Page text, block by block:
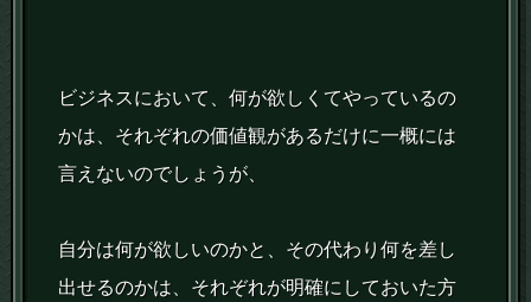
ビジネスにおいて、何が欲しくてやっているの
かは、それぞれの価値観があるだけに一概には
言えないのでしょうが、
自分は何が欲しいのかと、その代わり何を差し
出せるのかは、それぞれが明確にしておいた方